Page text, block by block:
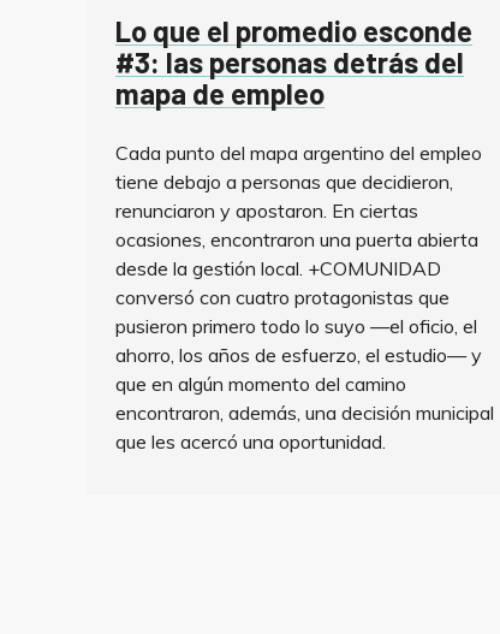
Lo que el promedio esconde
#3: las personas detrás del
mapa de empleo
Cada punto del mapa argentino del empleo
tiene debajo a personas que decidieron,
renunciaron y apostaron. En ciertas
ocasiones, encontraron una puerta abierta
desde la gestión local. +COMUNIDAD
conversó con cuatro protagonistas que
pusieron primero todo lo suyo —el oficio, el
ahorro, los años de esfuerzo, el estudio— y
que en algún momento del camino
encontraron, además, una decisión municipal
que les acercó una oportunidad.